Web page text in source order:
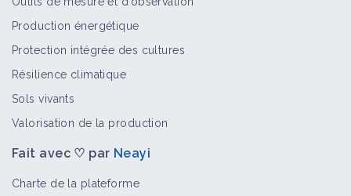
Production énergétique
Protection intégrée des cultures
Résilience climatique
Sols vivants
Valorisation de la production
Fait avec ♡ par Neayi
Charte de la plateforme